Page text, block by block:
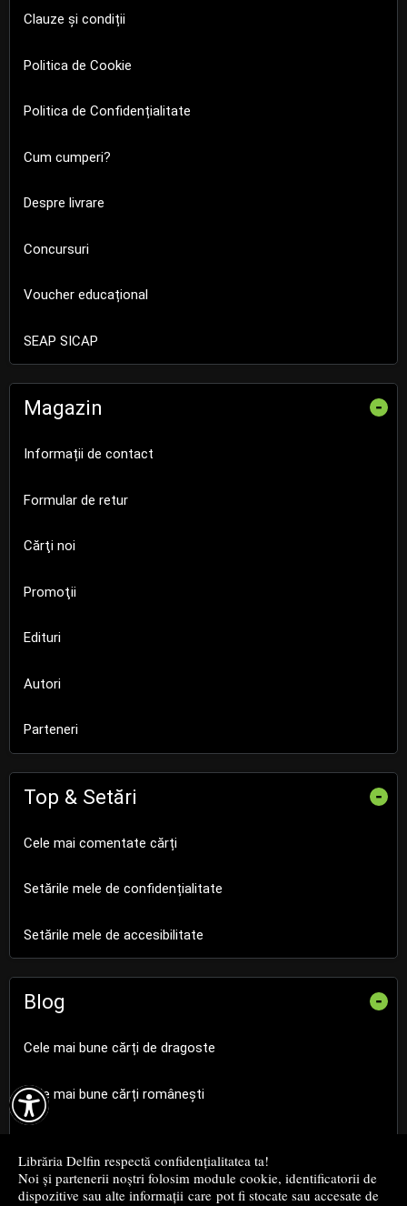

Librăria Delfin respectă confidențialitatea ta!
Noi și partenerii noștri folosim module cookie, identificatorii de
dispozitive sau alte informații care pot fi stocate sau accesate de
Clauze și condiții
Politica de Cookie
Politica de Confidențialitate
Cum cumperi?
Despre livrare
Concursuri
Voucher educațional
SEAP SICAP
Magazin -
Informații de contact
Formular de retur
Cărţi noi
Promoţii
Edituri
Autori
Parteneri
Top & Setări -
Cele mai comentate cărți
Setările mele de confidențialitate
Setările mele de accesibilitate
Blog -
Cele mai bune cărți de dragoste
Cele mai bune cărți românești
Cele mai bune cărți de istorie